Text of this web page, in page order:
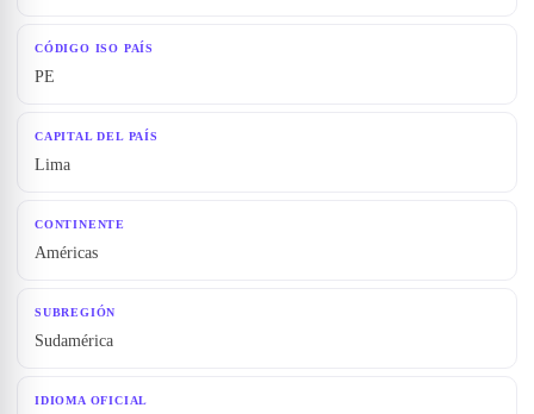
CÓDIGO ISO PAÍS
PE
CAPITAL DEL PAÍS
Lima
CONTINENTE
Américas
SUBREGIÓN
Sudamérica
IDIOMA OFICIAL